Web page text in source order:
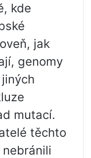
kde
jak
genomy
mutací.
těchto